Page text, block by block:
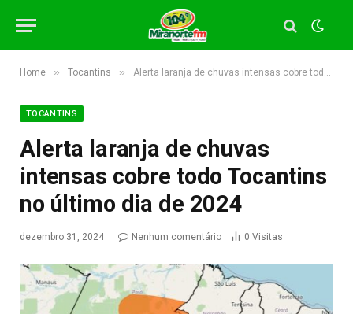
Home » Tocantins » Alerta laranja de chuvas intensas cobre todo Tocantins no último dia de 2024
TOCANTINS
Alerta laranja de chuvas
intensas cobre todo Tocantins
no último dia de 2024
dezembro 31, 2024 Nenhum comentário 0 Visitas